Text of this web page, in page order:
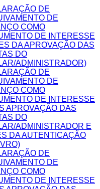
DE
DE
COMO
DE INTERESSE
DA APROVAÇÃO DAS
DO
ADMINISTRADOR)
DE
DE
COMO
DE INTERESSE
APROVAÇÃO DAS
DO
ADMINISTRADOR E
DA AUTENTICAÇÃO
DE
DE
COMO
DE INTERESSE